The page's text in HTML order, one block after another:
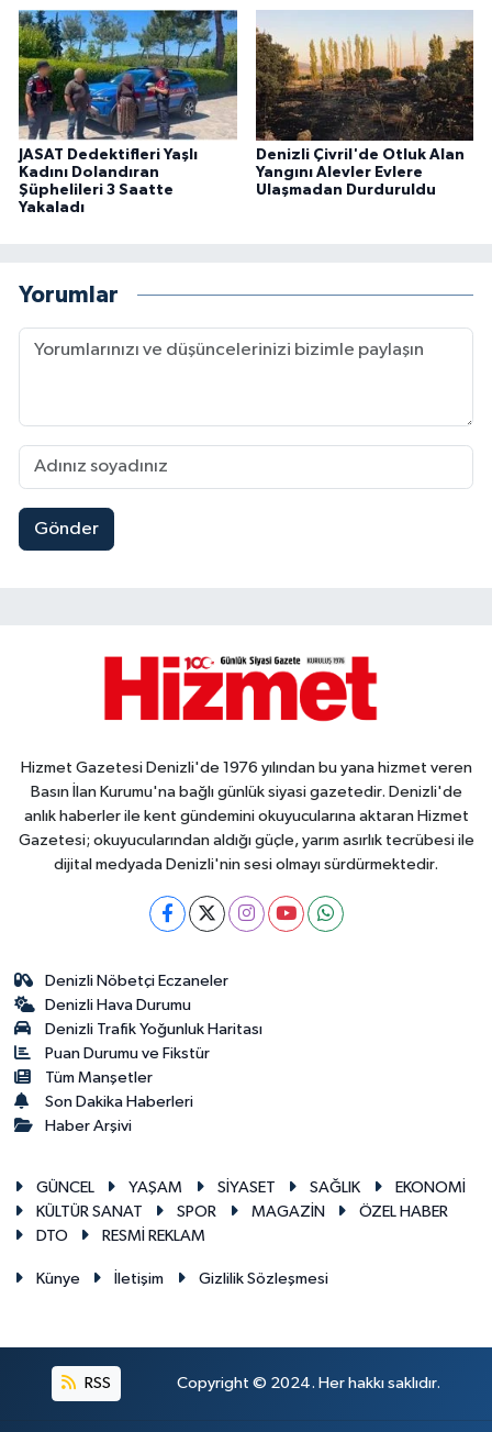
JASAT Dedektifleri Yaşlı
Kadını Dolandıran
Şüphelileri 3 Saatte
Yakaladı
Denizli Çivril'de Otluk Alan
Yangını Alevler Evlere
Ulaşmadan Durduruldu
Yorumlar
Gönder
Hizmet Gazetesi Denizli'de 1976 yılından bu yana hizmet veren
Basın İlan Kurumu'na bağlı günlük siyasi gazetedir. Denizli'de
anlık haberler ile kent gündemini okuyucularına aktaran Hizmet
Gazetesi; okuyucularından aldığı güçle, yarım asırlık tecrübesi ile
dijital medyada Denizli'nin sesi olmayı sürdürmektedir.
Denizli Nöbetçi Eczaneler
Denizli Hava Durumu
Denizli Trafik Yoğunluk Haritası
Puan Durumu ve Fikstür
Tüm Manşetler
Son Dakika Haberleri
Haber Arşivi
GÜNCEL YAŞAM SİYASET SAĞLIK
EKONOMİ
KÜLTÜR SANAT
SPOR MAGAZİN
ÖZEL HABER
DTO
RESMİ REKLAM
Künye İletişim Gizlilik Sözleşmesi
RSS Copyright © 2024. Her hakkı saklıdır.